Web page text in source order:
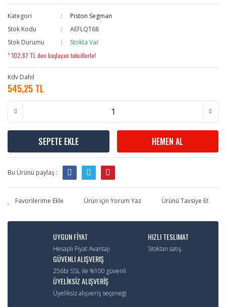
Kategori
Piston Segman
Stok Kodu
AEFLQT68
Stok Durumu
Stokta Var
* 102,87 TL den başlayan taksitlerle!
Kdv Dahil
545,25 TL
SEPETE EKLE HEMEN AL
Bu Ürünü paylaş :
Ürün için Yorum Yaz Ürünü Tavsiye Et
UYGUN FİYAT
Hesaplı Fiyat Avantajı
HIZLI TESLIMAT
Stoktan satış
GÜVENLI ALIŞVERIŞ
256bi SSL ile %100 güvenli
ÜYELİKSİZ ALIŞVERİŞ
Üyeliksiz alışveriş seçeneği